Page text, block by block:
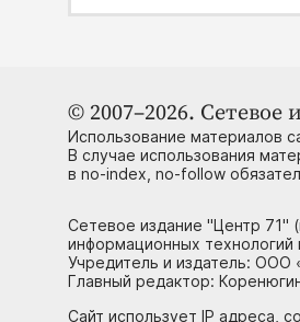
© 2007–2026. Сетевое
Использование материалов
В случае использования
в no-index, no-follow
Сетевое издание "Центр 71"
информационных
Учредитель и издатель: ООО
Главный редактор:
Сайт использует IP адреса,